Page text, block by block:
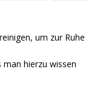
um zur Ruhe
man hierzu wissen